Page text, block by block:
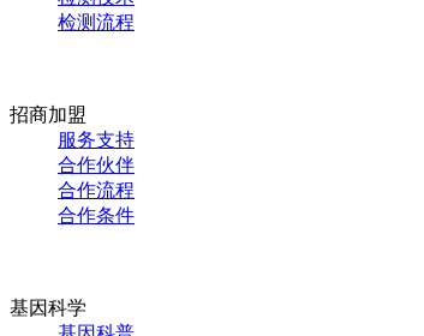
检测流程
招商加盟
服务支持
合作伙伴
合作流程
合作条件
基因科学